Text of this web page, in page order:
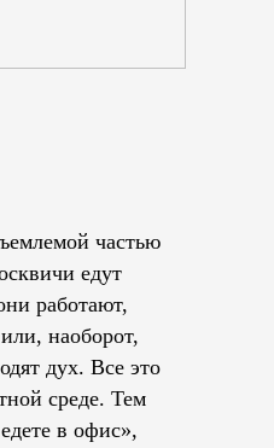
частью
едут
работают,
наоборот,
дух. Все это
среде. Тем
в офис»,